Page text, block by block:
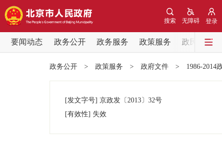
登录
无障碍
搜索
要闻动态 政务公开 政务服务 政策服务
政民互动
党中央精神
政务公开 > 政策服务 > 政府文件 > 1986-2014
[发文字号] 京政发 〔2013〕 32号
[有效性] 失效